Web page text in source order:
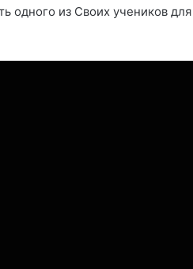
одного из Своих учеников для